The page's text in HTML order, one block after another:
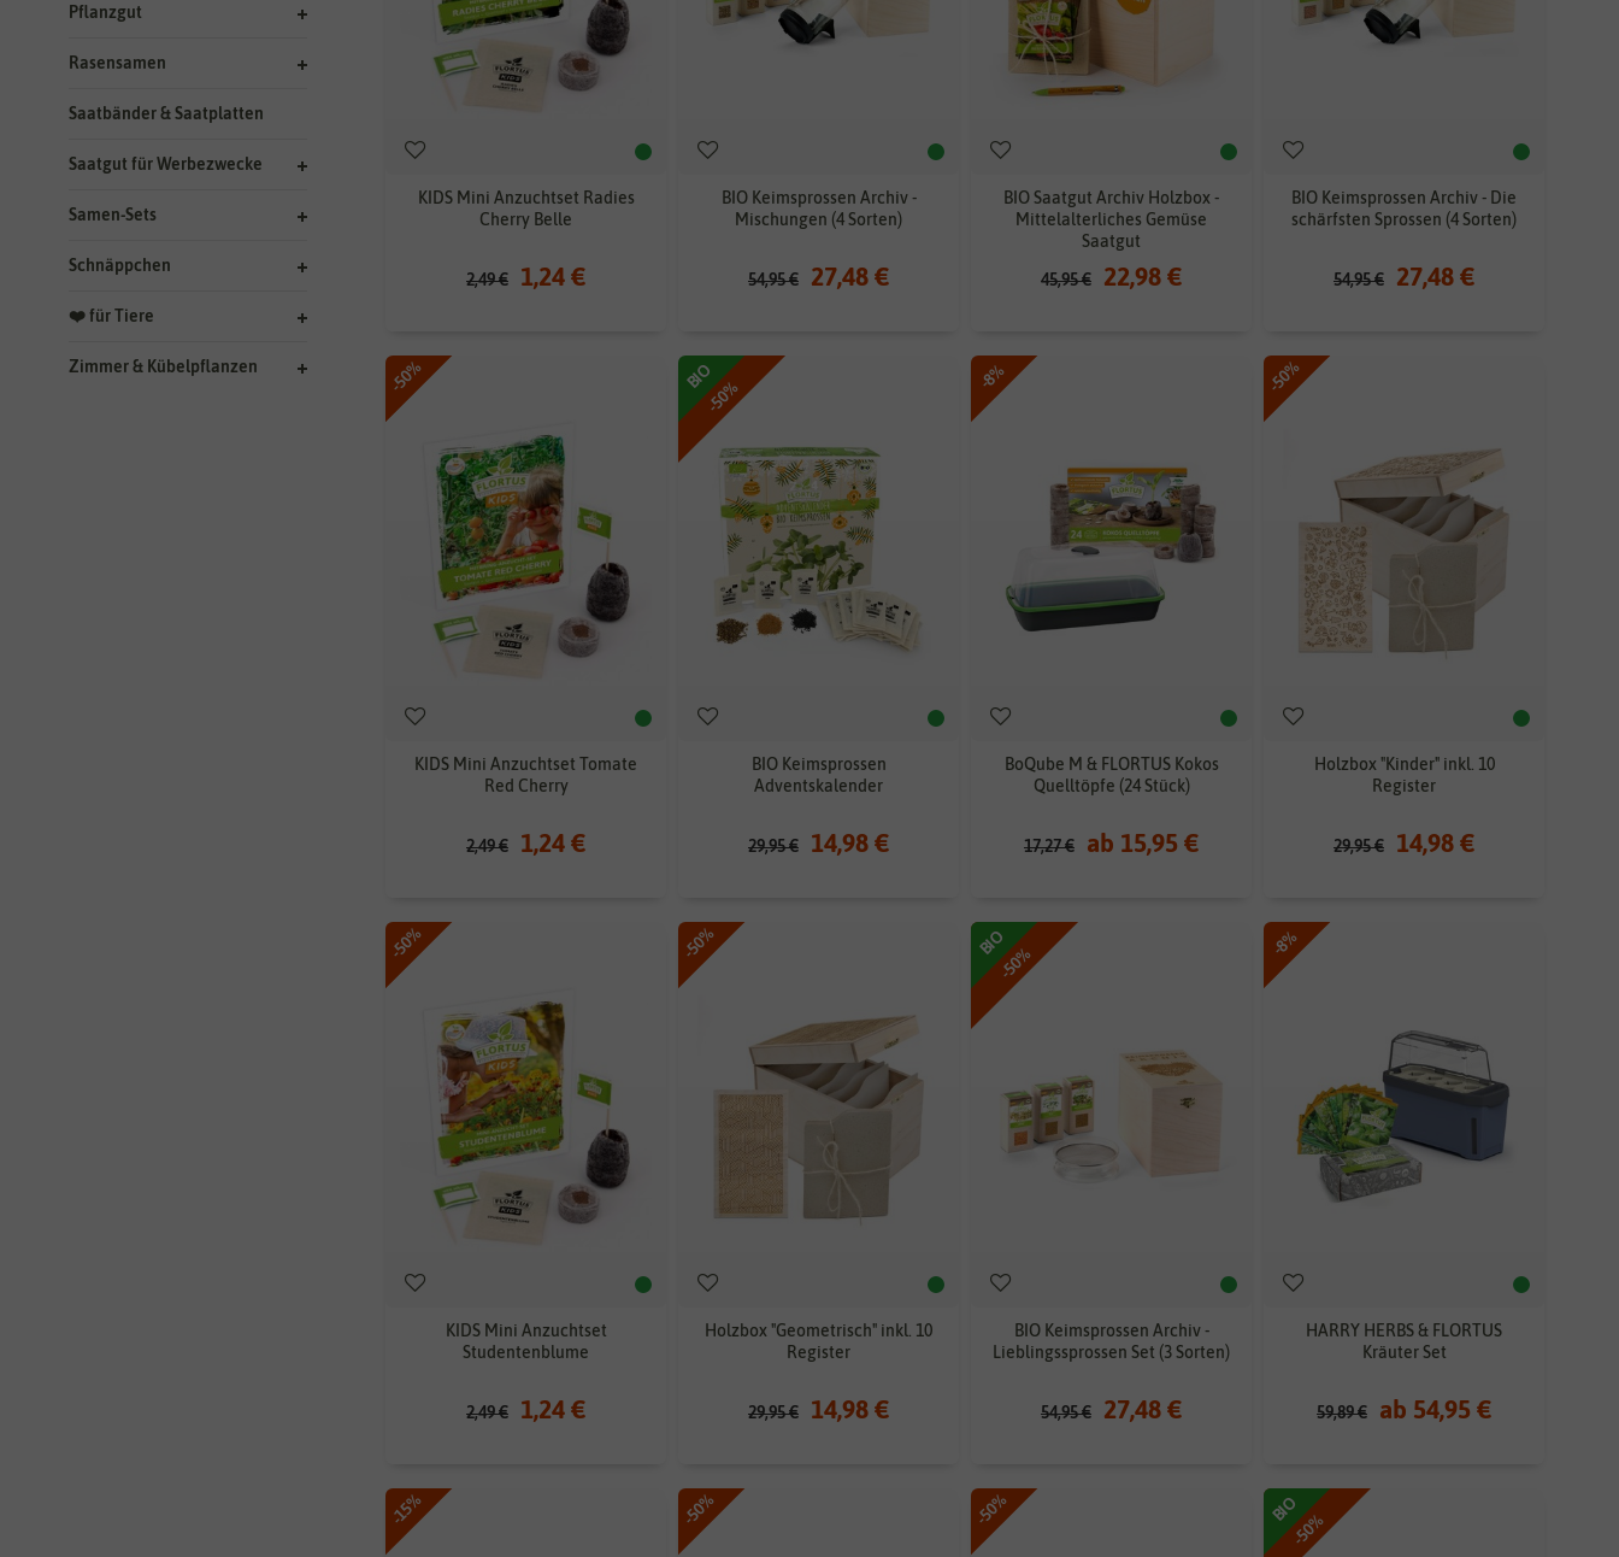
Pflanzgut
Rasensamen
Saatbänder & Saatplatten
Saatgut für Werbezwecke
Samen-Sets
Schnäppchen
❤️ für Tiere
Zimmer & Kübelpflanzen
KIDS Mini Anzuchtset Radies
Cherry Belle
2,49 € 1,24 €
BIO Keimsprossen Archiv -
Mischungen (4 Sorten)
54,95 € 27,48 €
BIO Saatgut Archiv Holzbox -
Mittelalterliches Gemüse
Saatgut
45,95 €
22,98 €
BIO Keimsprossen Archiv - Die
schärfsten Sprossen (4 Sorten)
54,95 € 27,48 €
-50%
KIDS Mini Anzuchtset Tomate
Red Cherry
2,49 € 1,24 €
-50%
BIO
BIO Keimsprossen
Adventskalender
29,95 € 14,98 €
-8%
BoQube M & FLORTUS Kokos
Quelltöpfe (24 Stück)
17,27 € ab 15,95 €
-50%
Holzbox "Kinder" inkl. 10
Register
29,95 € 14,98 €
-50%
KIDS Mini Anzuchtset
Studentenblume
2,49 € 1,24 €
-50%
Holzbox "Geometrisch" inkl. 10
Register
29,95 € 14,98 €
-50%
BIO
BIO Keimsprossen Archiv -
Lieblingssprossen Set (3 Sorten)
54,95 € 27,48 €
-8%
HARRY HERBS & FLORTUS
Kräuter Set
59,89 € ab 54,95 €
-15% -50% -50%
-50%
BIO